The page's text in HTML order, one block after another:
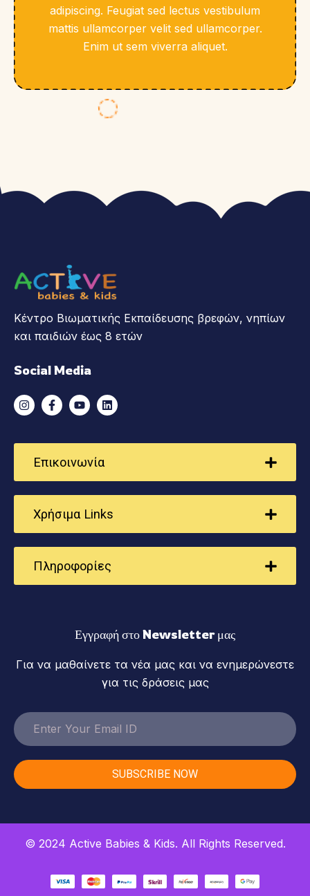
adipiscing. Feugiat sed lectus vestibulum
mattis ullamcorper velit sed ullamcorper.
Enim ut sem viverra aliquet.
Κέντρο Βιωματικής Εκπαίδευσης βρεφών, νηπίων
και παιδιών έως 8 ετών
Social Media
Επικοινωνία
Χρήσιμα Links
Πληροφορίες
Εγγραφή στο Newsletter μας
Για να μαθαίνετε τα νέα μας και να ενημερώνεστε
για τις δράσεις μας
SUBSCRIBE NOW
© 2024 Active Babies & Kids. All Rights Reserved.